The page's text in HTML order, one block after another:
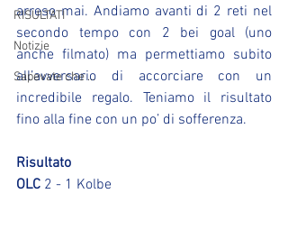
RISULTATI
Notizie
Sapevate che ...
arreso mai. Andiamo avanti di 2 reti nel
secondo tempo con 2 bei goal (uno
anche filmato) ma permettiamo subito
all’avversario di accorciare con un
incredibile regalo. Teniamo il risultato
fino alla fine con un po’ di sofferenza.
Risultato
OLC 2 - 1 Kolbe